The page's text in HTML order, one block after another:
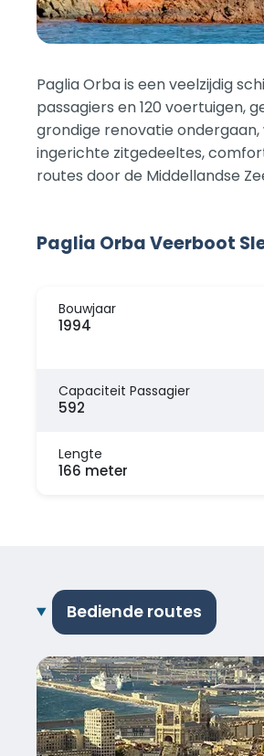
Paglia Orba is een veelzijdig
passagiers en 120 voertuigen,
grondige renovatie
ingerichte zitgedeeltes,
routes door de Middellandse
Paglia Orba Veerboot
Bouwjaar
1994
Capaciteit Passagier
592
Lengte
166 meter
Bediende routes